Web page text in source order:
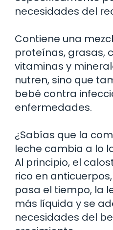
necesidades del
Contiene una
proteínas, grasas,
vitaminas y
nutren, sino que
bebé contra
enfermedades.
¿Sabías que la
leche cambia a lo
Al principio, el
rico en
pasa el tiempo, la
más líquida y se
necesidades del